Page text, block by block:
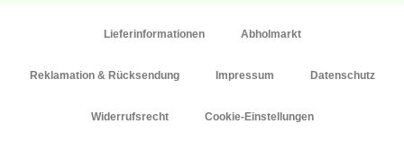
Lieferinformationen Abholmarkt
Reklamation & Rücksendung Impressum Datenschutz
Widerrufsrecht Cookie-Einstellungen